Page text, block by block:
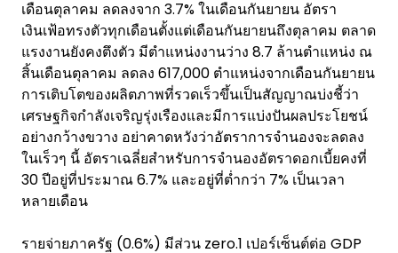
เดือนตุลาคม ลดลงจาก 3.7% ในเดือนกันยายน อัตรา
เงินเฟ้อทรงตัวทุกเดือนตั้งแต่เดือนกันยายนถึงตุลาคม ตลาด
แรงงานยังคงตึงตัว มีตำแหน่งงานว่าง 8.7 ล้านตำแหน่ง ณ
สิ้นเดือนตุลาคม ลดลง 617,000 ตำแหน่งจากเดือนกันยายน
การเติบโตของผลิตภาพที่รวดเร็วขึ้นเป็นสัญญาณบ่งชี้ว่า
เศรษฐกิจกำลังเจริญรุ่งเรืองและมีการแบ่งปันผลประโยชน์
อย่างกว้างขวาง อย่าคาดหวังว่าอัตราการจำนองจะลดลง
ในเร็วๆ นี้ อัตราเฉลี่ยสำหรับการจำนองอัตราดอกเบี้ยคงที่
30 ปีอยู่ที่ประมาณ 6.7% และอยู่ที่ต่ำกว่า 7% เป็นเวลา
หลายเดือน
รายจ่ายภาครัฐ (0.6%) มีส่วน zero.1 เปอร์เซ็นต์ต่อ GDP